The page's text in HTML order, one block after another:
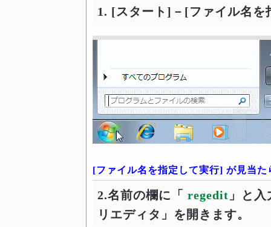
1. [スタート]－[ファイル名を
[ファイル名を指定して実行] が見当た
2.名前の欄に「 regedit 」と
リエディタ」を開きます。